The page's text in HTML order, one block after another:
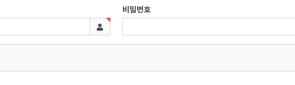
비밀번호